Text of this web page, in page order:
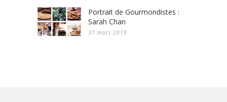
Portrait de Gourmondistes :
Sarah Chan
31 mars 2019